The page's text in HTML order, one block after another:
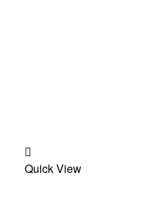
to
Quick View